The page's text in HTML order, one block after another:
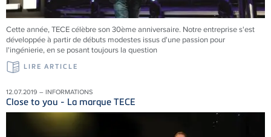
Cette année, TECE célèbre son 30ème anniversaire. Notre entreprise s'est
développée à partir de débuts modestes issus d'une passion pour
l'ingénierie, en se posant toujours la question
LIRE ARTICLE
12.07.2019 – INFORMATIONS
Close to you - La marque TECE